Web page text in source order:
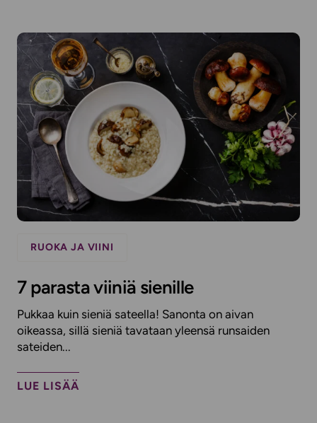
RUOKA JA VIINI
7 parasta viiniä sienille
Pukkaa kuin sieniä sateella! Sanonta on aivan
oikeassa, sillä sieniä tavataan yleensä runsaiden
sateiden...
LUE LISÄÄ